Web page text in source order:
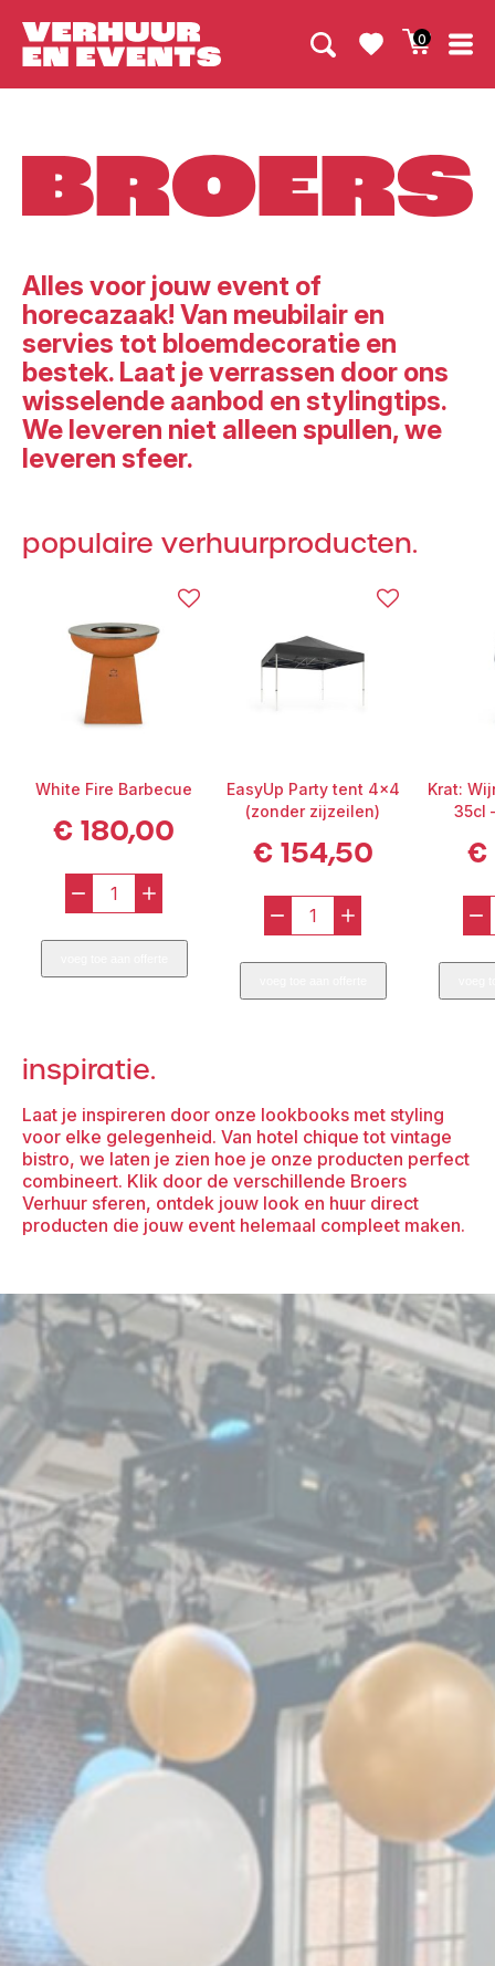
0
Alles voor jouw event of
horecazaak! Van meubilair en
servies tot bloemdecoratie en
bestek. Laat je verrassen door ons
wisselende aanbod en stylingtips.
We leveren niet alleen spullen, we
leveren sfeer.
populaire verhuurproducten.
White Fire Barbecue
€ 180,00
–
White
Fire
Barbecue
+
EasyUp Party tent 4×4
(zonder zijzeilen)
€154,50
–
EasyUp
Party
tent
aantal
+
Krat:
35cl
€
–
inspiratie.
Laat je inspireren door onze lookbooks met styling
voor elke gelegenheid. Van hotel chique tot vintage
bistro, we laten je zien hoe je onze producten perfect
combineert. Klik door de verschillende Broers
Verhuur sferen, ontdek jouw look en huur direct
producten die jouw event helemaal compleet maken.